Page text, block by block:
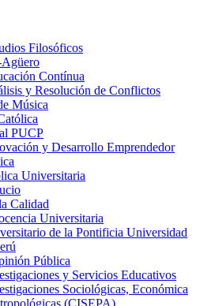
Filosóficos
Contínua
y Resolución de Conflictos
Música
PUCP
y Desarrollo Emprendedor
Universitaria
Calidad
Universitaria
de la Pontificia Universidad
Pública
y Servicios Educativos
Sociológicas, Económica
(CISEPA)